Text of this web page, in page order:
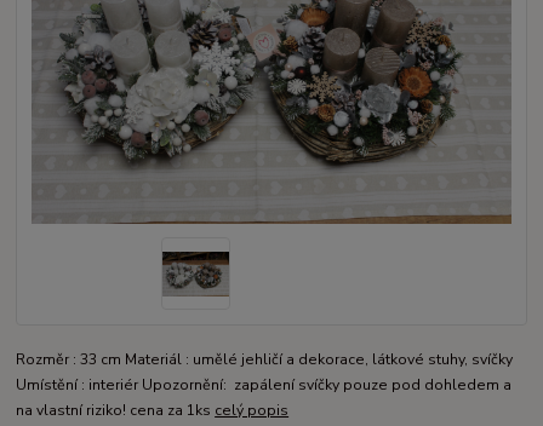
Rozměr : 33 cm Materiál : umělé jehličí a dekorace, látkové stuhy, svíčky
Umístění : interiér Upozornění: zapálení svíčky pouze pod dohledem a
na vlastní riziko! cena za 1ks celý popis